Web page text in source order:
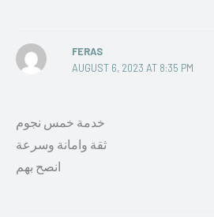
FERAS
AUGUST 6, 2023 AT 8:35 PM
خدمة خمس نجوم
ثقة وامانة وسرعة
انصح بهم